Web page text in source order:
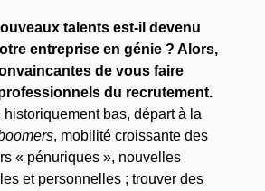
talents est-il devenu
entreprise en génie ? Alors,
de vous faire
du recrutement.
bas, départ à la
, mobilité croissante des
« pénuriques », nouvelles
et personnelles ; trouver des